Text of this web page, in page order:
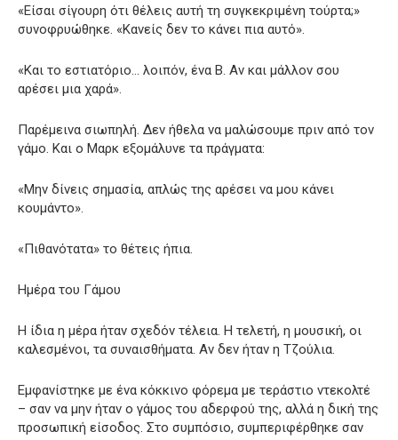
«Είσαι σίγουρη ότι θέλεις αυτή τη συγκεκριμένη τούρτα;»
συνοφρυώθηκε. «Κανείς δεν το κάνει πια αυτό».
«Και το εστιατόριο… λοιπόν, ένα Β. Αν και μάλλον σου
αρέσει μια χαρά».
Παρέμεινα σιωπηλή. Δεν ήθελα να μαλώσουμε πριν από τον
γάμο. Και ο Μαρκ εξομάλυνε τα πράγματα:
«Μην δίνεις σημασία, απλώς της αρέσει να μου κάνει
κουμάντο».
«Πιθανότατα» το θέτεις ήπια.
Ημέρα του Γάμου
Η ίδια η μέρα ήταν σχεδόν τέλεια. Η τελετή, η μουσική, οι
καλεσμένοι, τα συναισθήματα. Αν δεν ήταν η Τζούλια.
Εμφανίστηκε με ένα κόκκινο φόρεμα με τεράστιο ντεκολτέ
– σαν να μην ήταν ο γάμος του αδερφού της, αλλά η δική της
προσωπική είσοδος. Στο συμπόσιο, συμπεριφέρθηκε σαν